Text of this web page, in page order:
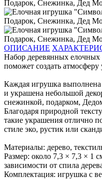
ОПИСАНИЕ
Набор деревянных
поможет создать
Каждая игрушка выполнена
и украшена небольшой
снежинкой, подарком,
Благодаря природной
такие украшения отлично
стиле эко, рустик или
Материалы: дерево,
Размер: около 7,3 × 7,3 × 1
зависимости от спила
Комплектация: игрушка с